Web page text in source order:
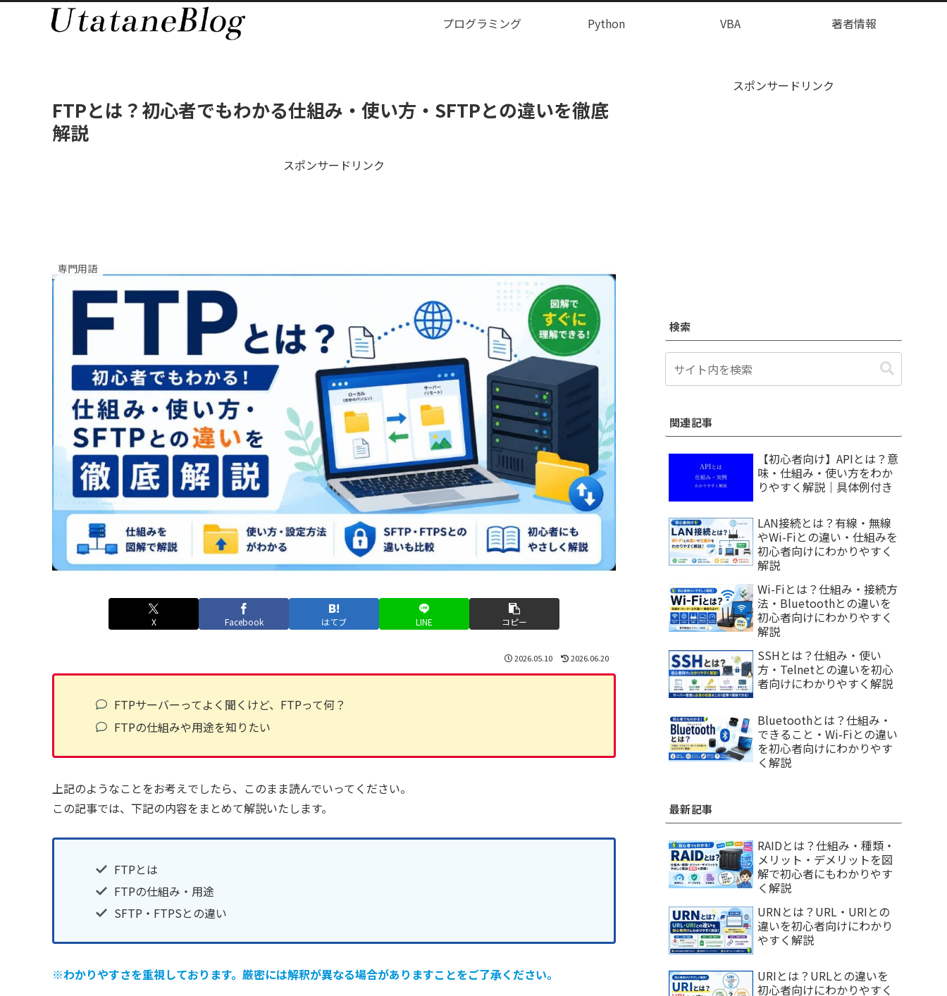
プログラミング Python VBA 著者情報
FTPとは？初心者でもわかる仕組み・使い方・SFTPとの違いを徹底
解説
スポンサードリンク
専門用語
X Facebook はてブ LINE コピー
2026.05.10 2026.06.20
FTPサーバーってよく聞くけど、FTPって何？
FTPの仕組みや用途を知りたい
上記のようなことをお考えでしたら、このまま読んでいってください。
この記事では、下記の内容をまとめて解説いたします。
FTPとは
FTPの仕組み・用途
SFTP・FTPSとの違い
※わかりやすさを重視しております。厳密には解釈が異なる場合がありますことをご了承ください。
スポンサードリンク
検索
関連記事
【初心者向け】APIとは？意
味・仕組み・使い方をわか
りやすく解説｜具体例付き
LAN接続とは？有線・無線
やWi-Fiとの違い・仕組みを
初心者向けにわかりやすく
解説
Wi-Fiとは？仕組み・接続方
法・Bluetoothとの違いを
初心者向けにわかりやすく
解説
SSHとは？仕組み・使い
方・Telnetとの違いを初心
者向けにわかりやすく解説
Bluetoothとは？仕組み・
できること・Wi-Fiとの違い
を初心者向けにわかりやす
く解説
最新記事
RAIDとは？仕組み・種類・
メリット・デメリットを図
解で初心者にもわかりやす
く解説
URNとは？URL・URIとの
違いを初心者向けにわかり
やすく解説
URIとは？URLとの違いを
初心者向けにわかりやすく